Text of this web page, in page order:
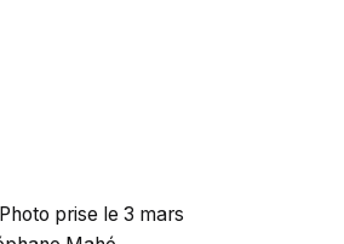
prise le 3 mars